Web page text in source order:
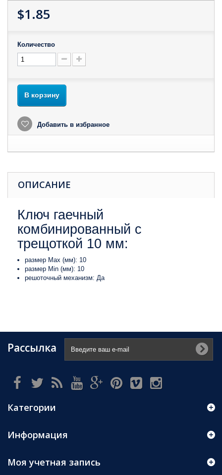
$1.85
Количество
В корзину
Добавить в избранное
ОПИСАНИЕ
Ключ гаечный
комбинированный с
трещоткой 10 мм:
размер Max (мм): 10
размер Min (мм): 10
решоточный механизм: Да
Рассылка
Категории
Информация
Моя учетная запись